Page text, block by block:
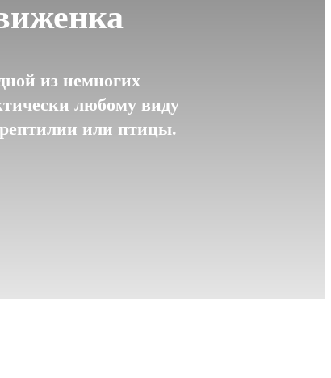
из немногих
любому виду
или птицы.